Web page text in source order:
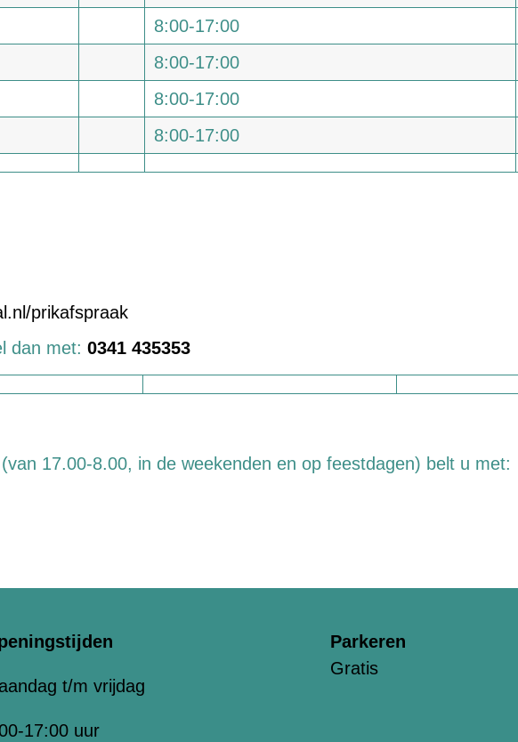
8:00-17:00
8:00-17:00
8:00-17:00
8:00-17:00
prikafspraak
dan met: 0341 435353
17.00-8.00, in de weekenden en op feestdagen) belt u met:
t/m vrijdag
17:00 uur
Parkeren
Gratis